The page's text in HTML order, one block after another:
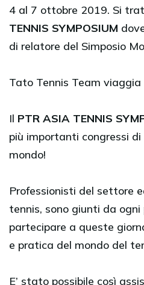
4 al 7 ottobre 2019. Si
TENNIS SYMPOSIUM
di relatore del Simposio
Tato Tennis Team
Il PTR ASIA TENNIS
più importanti congressi
mondo!
Professionisti del settore
tennis, sono giunti da
partecipare a queste
e pratica del mondo del
E’ stato possibile così